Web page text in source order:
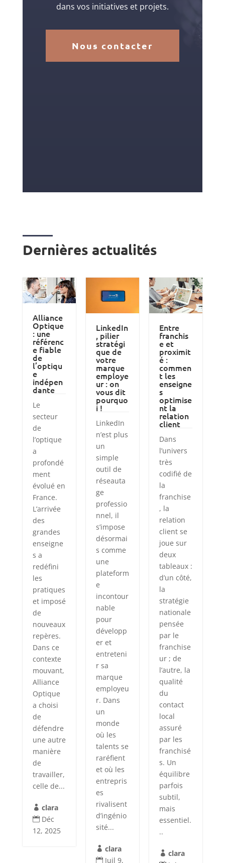
dans vos initiatives et projets.
Nous contacter
Dernières actualités
Alliance
Optique
: une
référenc
e fiable
de
l’optiqu
e
indépen
dante
Le
secteur
de
l’optique
a
profondé
ment
évolué en
France.
L’arrivée
des
grandes
enseigne
s a
redéfini
les
pratiques
et imposé
de
nouveaux
repères.
Dans ce
contexte
mouvant,
Alliance
Optique
a choisi
de
défendre
une autre
manière
de
travailler,
celle de...
 clara
 Déc
12, 2025
LinkedIn
, pilier
stratégi
que de
votre
marque
employe
ur : on
vous dit
pourquo
i !
LinkedIn
n’est plus
un
simple
outil de
réseauta
ge
professio
nnel, il
s’impose
désormai
s comme
une
plateform
e
incontour
nable
pour
développ
er et
entreteni
r sa
marque
employeu
r. Dans
un
monde
où les
talents se
raréfient
et où les
entrepris
es
rivalisent
d’ingénio
sité...
 clara
 Juil 9,
Entre
franchis
e et
proximit
é :
commen
t les
enseigne
s
optimise
nt la
relation
client
Dans
l’univers
très
codifié de
la
franchise
, la
relation
client se
joue sur
deux
tableaux :
d’un côté,
la
stratégie
nationale
pensée
par le
franchise
ur ; de
l’autre, la
qualité
du
contact
local
assuré
par les
franchisé
s. Un
équilibre
parfois
subtil,
mais
essentiel.
..
 clara